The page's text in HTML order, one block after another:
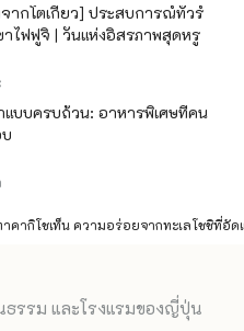
คากิโชเท็น ความอร่อยจากทะเลโชชิที่อั
ากโตเกียว] ประสบการณ์ทัวร์
าไฟฟูจิ | วันแห่งอิสรภาพสุดหรู
แบบครบถ้วน: อาหารพิเศษที่คน
ธรรม และโรงแรมของญี่ปุ่น